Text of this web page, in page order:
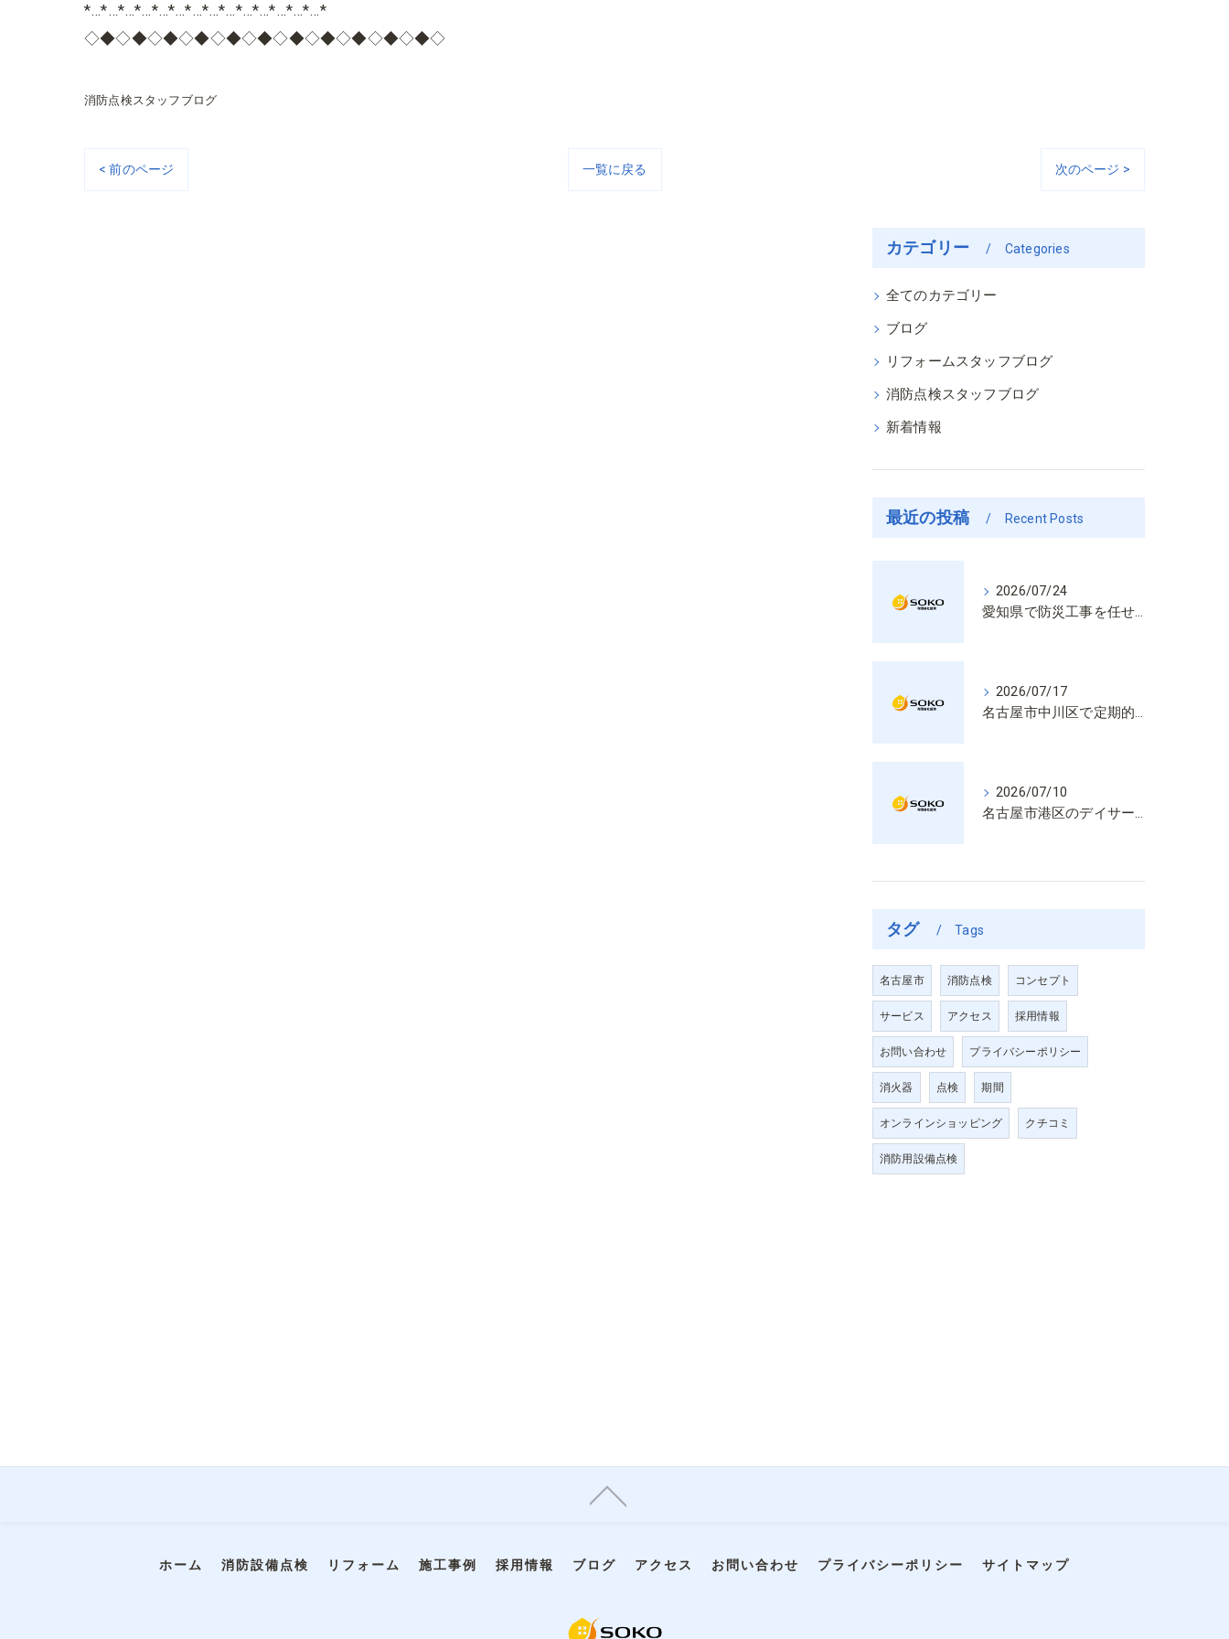
*…*…*…*…*…*…*…*…*…*…*…*…*…*…*
◇◆◇◆◇◆◇◆◇◆◇◆◇◆◇◆◇◆◇◆◇◆◇
消防点検スタッフブログ
< 前のページ 一覧に戻る 次のページ >
カテゴリー Categories
全てのカテゴリー
ブログ
リフォームスタッフブログ
消防点検スタッフブログ
新着情報
最近の投稿 Recent Posts
2026/07/24
愛知県で防災工事を任せるなら経験と技術で安心を提供する老舗業者
2026/07/17
名古屋市中川区で定期的な消防設備点検や整備はいざという時の命を守る安心管理
2026/07/10
名古屋市港区のデイサービス消防設備点検は消火器具や誘導灯も丁寧に作業を進めます
タグ Tags
名古屋市 消防点検 コンセプト
サービス アクセス 採用情報
お問い合わせ プライバシーポリシー
消火器 点検 期間
オンラインショッピング クチコミ
消防用設備点検
ホーム 消防設備点検 リフォーム 施工事例 採用情報 ブログ アクセス お問い合わせ プライバシーポリシー サイトマップ